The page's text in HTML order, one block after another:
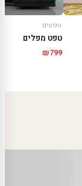
טפטים
טפט מפלים
₪799